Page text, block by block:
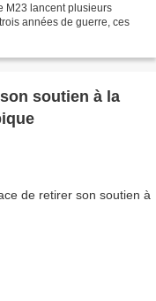
M23 lancent plusieurs
années de guerre, ces
soutien à la